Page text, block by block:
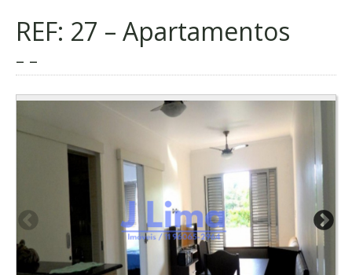
REF: 27 – Apartamentos
– –